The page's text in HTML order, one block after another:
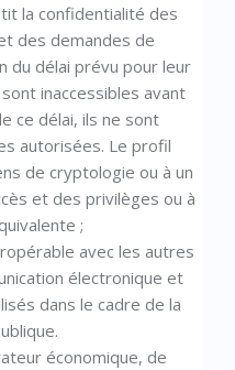
la confidentialité des
des demandes de
du délai prévu pour leur
inaccessibles avant
ce délai, ils ne sont
autorisées. Le profil
de cryptologie ou à un
et des privilèges ou à
;
avec les autres
électronique et
dans le cadre de la
économique, de